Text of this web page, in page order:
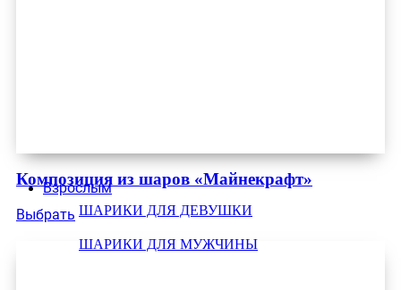
Взрослым
ШАРИКИ ДЛЯ ДЕВУШКИ
ШАРИКИ ДЛЯ МУЖЧИНЫ
Композиция из шаров «Майнекрафт»
Выбрать